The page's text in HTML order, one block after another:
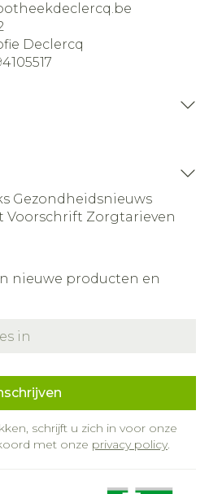
Declercq
Gezondheidsnieuws
Voorschrift Zorgtarieven
nieuwe producten en
schrijft u zich in voor onze
met onze privacy policy.